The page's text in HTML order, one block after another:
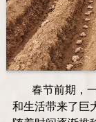
春节前期，
和生活带来了巨